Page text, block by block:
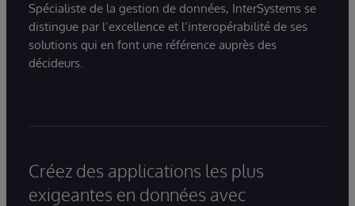
Spécialiste de la gestion de données, InterSystems se
distingue par l’excellence et l’interopérabilité de ses
solutions qui en font une référence auprès des
décideurs.
Créez des applications les plus
exigeantes en données avec